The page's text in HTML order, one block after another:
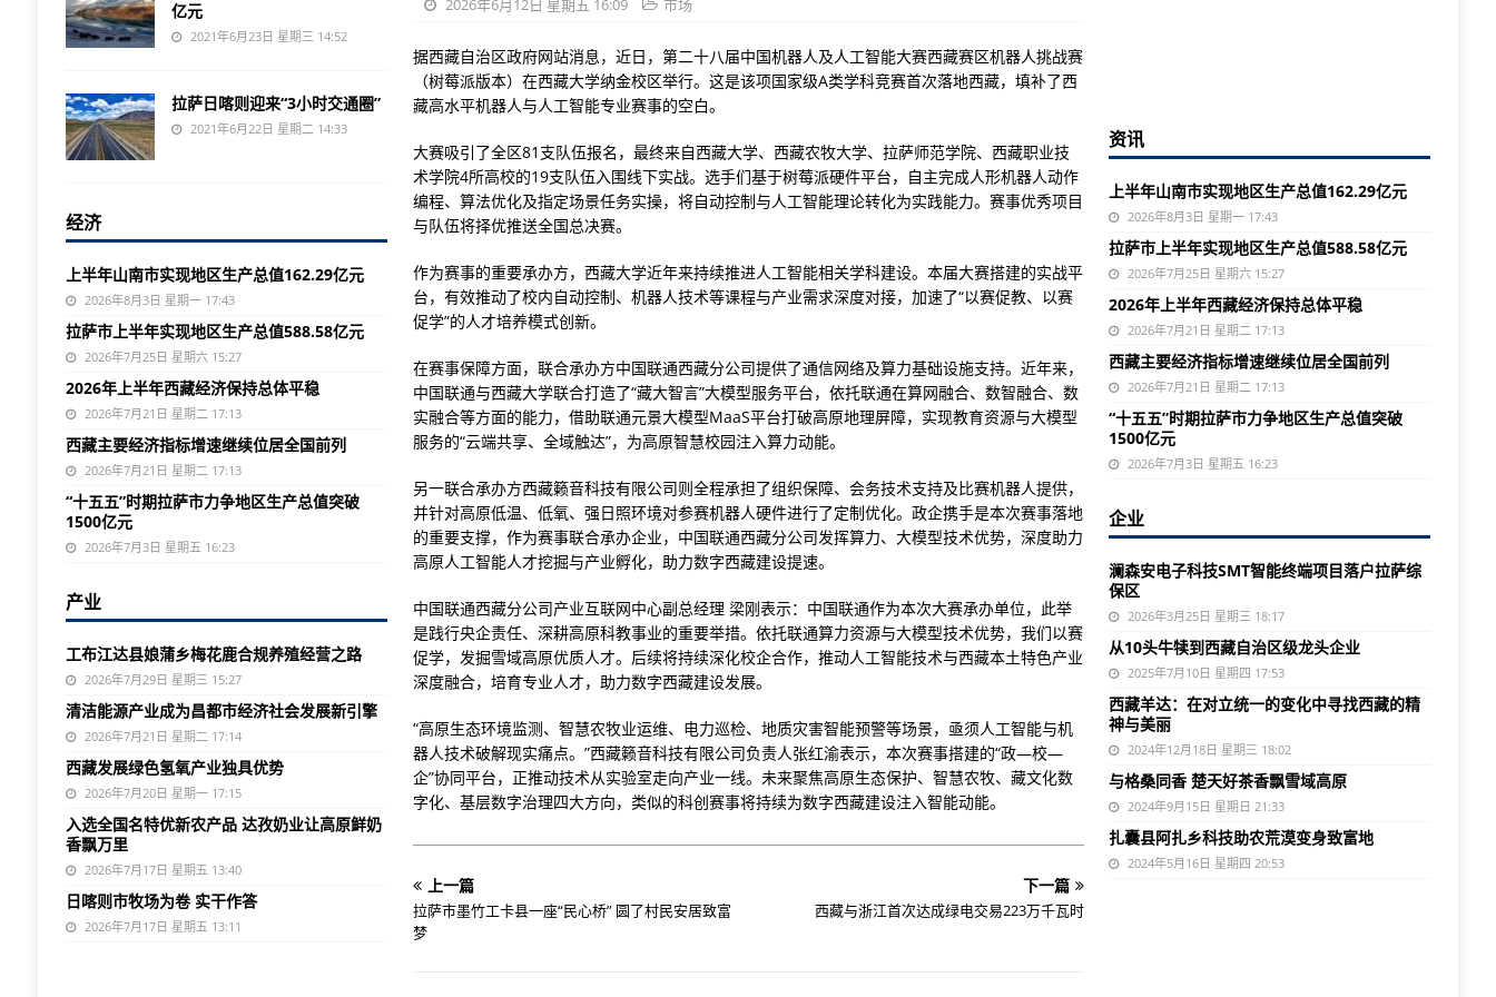
2026年6月12日 星期五 16:09 市场
据西藏自治区政府网站消息，近日，第二十八届中国机器人及人工智能大赛西藏赛区机器人挑战赛
（树莓派版本）在西藏大学纳金校区举行。这是该项国家级A类学科竞赛首次落地西藏，填补了西
藏高水平机器人与人工智能专业赛事的空白。
大赛吸引了全区81支队伍报名，最终来自西藏大学、西藏农牧大学、拉萨师范学院、西藏职业技
术学院4所高校的19支队伍入围线下实战。选手们基于树莓派硬件平台，自主完成人形机器人动作
编程、算法优化及指定场景任务实操，将自动控制与人工智能理论转化为实践能力。赛事优秀项目
与队伍将择优推送全国总决赛。
作为赛事的重要承办方，西藏大学近年来持续推进人工智能相关学科建设。本届大赛搭建的实战平
台，有效推动了校内自动控制、机器人技术等课程与产业需求深度对接，加速了“以赛促教、以赛
促学”的人才培养模式创新。
在赛事保障方面，联合承办方中国联通西藏分公司提供了通信网络及算力基础设施支持。近年来，
中国联通与西藏大学联合打造了“藏大智言”大模型服务平台，依托联通在算网融合、数智融合、数
实融合等方面的能力，借助联通元景大模型MaaS平台打破高原地理屏障，实现教育资源与大模型
服务的“云端共享、全域触达”，为高原智慧校园注入算力动能。
另一联合承办方西藏籁音科技有限公司则全程承担了组织保障、会务技术支持及比赛机器人提供，
并针对高原低温、低氧、强日照环境对参赛机器人硬件进行了定制优化。政企携手是本次赛事落地
的重要支撑，作为赛事联合承办企业，中国联通西藏分公司发挥算力、大模型技术优势，深度助力
高原人工智能人才挖掘与产业孵化，助力数字西藏建设提速。
中国联通西藏分公司产业互联网中心副总经理 梁刚表示：中国联通作为本次大赛承办单位，此举
是践行央企责任、深耕高原科教事业的重要举措。依托联通算力资源与大模型技术优势，我们以赛
促学，发掘雪域高原优质人才。后续将持续深化校企合作，推动人工智能技术与西藏本土特色产业
深度融合，培育专业人才，助力数字西藏建设发展。
“高原生态环境监测、智慧农牧业运维、电力巡检、地质灾害智能预警等场景，亟须人工智能与机
器人技术破解现实痛点。”西藏籁音科技有限公司负责人张红渝表示，本次赛事搭建的“政—校—
企”协同平台，正推动技术从实验室走向产业一线。未来聚焦高原生态保护、智慧农牧、藏文化数
字化、基层数字治理四大方向，类似的科创赛事将持续为数字西藏建设注入智能动能。
上一篇
拉萨市墨竹工卡县一座“民心桥” 圆了村民安居致富
梦
下一篇
西藏与浙江首次达成绿电交易223万千瓦时
亿元
2021年6月23日 星期三 14:52
拉萨日喀则迎来“3小时交通圈”
2021年6月22日 星期二 14:33
经济
上半年山南市实现地区生产总值162.29亿元
2026年8月3日 星期一 17:43
拉萨市上半年实现地区生产总值588.58亿元
2026年7月25日 星期六 15:27
2026年上半年西藏经济保持总体平稳
2026年7月21日 星期二 17:13
西藏主要经济指标增速继续位居全国前列
2026年7月21日 星期二 17:13
“十五五”时期拉萨市力争地区生产总值突破
1500亿元
2026年7月3日 星期五 16:23
产业
工布江达县娘蒲乡梅花鹿合规养殖经营之路
2026年7月29日 星期三 15:27
清洁能源产业成为昌都市经济社会发展新引擎
2026年7月21日 星期二 17:14
西藏发展绿色氢氧产业独具优势
2026年7月20日 星期一 17:15
入选全国名特优新农产品 达孜奶业让高原鲜奶
香飘万里
2026年7月17日 星期五 13:40
日喀则市牧场为卷 实干作答
2026年7月17日 星期五 13:11
资讯
上半年山南市实现地区生产总值162.29亿元
2026年8月3日 星期一 17:43
拉萨市上半年实现地区生产总值588.58亿元
2026年7月25日 星期六 15:27
2026年上半年西藏经济保持总体平稳
2026年7月21日 星期二 17:13
西藏主要经济指标增速继续位居全国前列
2026年7月21日 星期二 17:13
“十五五”时期拉萨市力争地区生产总值突破
1500亿元
2026年7月3日 星期五 16:23
企业
澜森安电子科技SMT智能终端项目落户拉萨综
保区
2026年3月25日 星期三 18:17
从10头牛犊到西藏自治区级龙头企业
2025年7月10日 星期四 17:53
西藏羊达：在对立统一的变化中寻找西藏的精
神与美丽
2024年12月18日 星期三 18:02
与格桑同香 楚天好茶香飘雪域高原
2024年9月15日 星期日 21:33
扎囊县阿扎乡科技助农荒漠变身致富地
2024年5月16日 星期四 20:53